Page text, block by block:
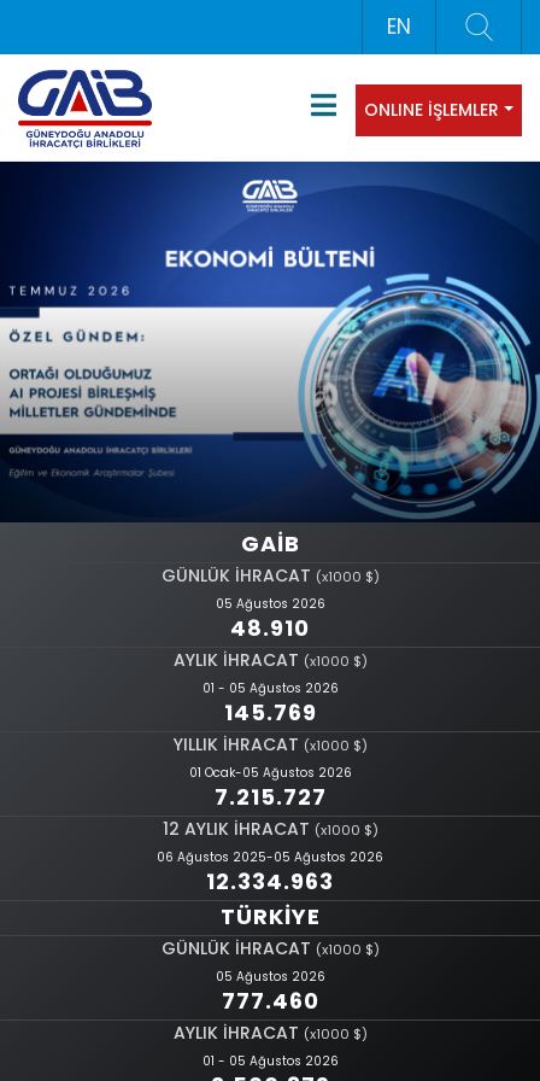
EN
ONLINE İŞLEMLER
GAİB
GÜNLÜK İHRACAT (x1000 $)
05 Ağustos 2026
48.910
AYLIK İHRACAT (x1000 $)
01 - 05 Ağustos 2026
145.769
YILLIK İHRACAT (x1000 $)
01 Ocak-05 Ağustos 2026
7.215.727
12 AYLIK İHRACAT (x1000 $)
06 Ağustos 2025-05 Ağustos 2026
12.334.963
TÜRKİYE
GÜNLÜK İHRACAT (x1000 $)
05 Ağustos 2026
777.460
AYLIK İHRACAT (x1000 $)
01 - 05 Ağustos 2026